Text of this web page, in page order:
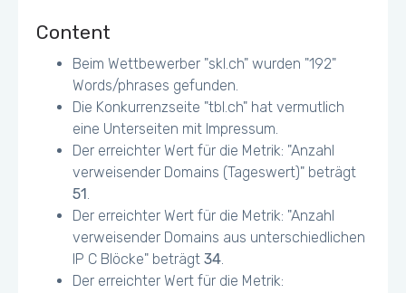
Content
Beim Wettbewerber "skl.ch" wurden "192"
Words/phrases gefunden.
Die Konkurrenzseite "tbl.ch" hat vermutlich
eine Unterseiten mit Impressum.
Der erreichter Wert für die Metrik: "Anzahl
verweisender Domains (Tageswert)" beträgt
51.
Der erreichter Wert für die Metrik: "Anzahl
verweisender Domains aus unterschiedlichen
IP C Blöcke" beträgt 34.
Der erreichter Wert für die Metrik: